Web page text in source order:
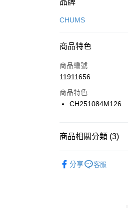
信用卡一次付款
合作金庫商業銀行
華南商業銀行
上海商業儲蓄銀行
國泰世華商業銀行
聯邦商業銀行
台新國際商業銀行
LINE Pay
Apple Pay
【關於「AFTEE先享後
品牌
CHUMS
商品特色
商品編號
11911656
商品特色
CH251084M126
商品相關分類 (3)
分享 客服